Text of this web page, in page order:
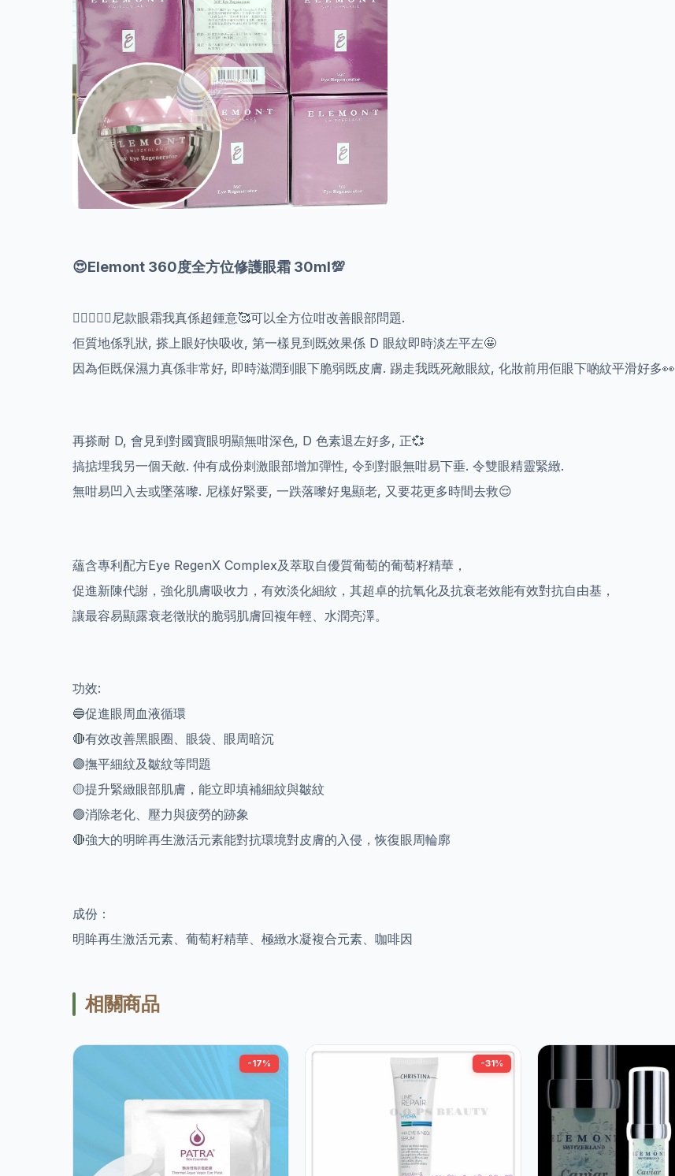
😍Elemont 360度全方位修護眼霜 30ml💯
👍🏻💁🏻‍♀️尼款眼霜我真係超鍾意🥰可以全方位咁改善眼部問題.
佢質地係乳狀, 搽上眼好快吸收, 第一樣見到既效果係 D 眼紋即時淡左平左🤩
因為佢既保濕力真係非常好, 即時滋潤到眼下脆弱既皮膚. 踢走我既死敵眼紋, 化妝前用佢眼下啲紋平滑好多👀
再搽耐 D, 會見到對國寶眼明顯無咁深色, D 色素退左好多, 正💞
搞掂埋我另一個天敵. 仲有成份刺激眼部增加彈性, 令到對眼無咁易下垂. 令雙眼精靈緊緻.
無咁易凹入去或墜落嚟. 尼樣好緊要, 一跌落嚟好鬼顯老, 又要花更多時間去救😌
蘊含專利配方Eye RegenX Complex及萃取自優質葡萄的葡萄籽精華，
促進新陳代謝，強化肌膚吸收力，有效淡化細紋，其超卓的抗氧化及抗衰老效能有效對抗自由基，
讓最容易顯露衰老徵狀的脆弱肌膚回複年輕、水潤亮澤。
功效:
🔵促進眼周血液循環
🔴有效改善黑眼圈、眼袋、眼周暗沉
🟣撫平細紋及皺紋等問題
🟡提升緊緻眼部肌膚，能立即填補細紋與皺紋
🟢消除老化、壓力與疲勞的跡象
🔴強大的明眸再生激活元素能對抗環境對皮膚的入侵，恢復眼周輪廓
成份：
明眸再生激活元素、葡萄籽精華、極緻水凝複合元素、咖啡因
相關商品
-17% -31%